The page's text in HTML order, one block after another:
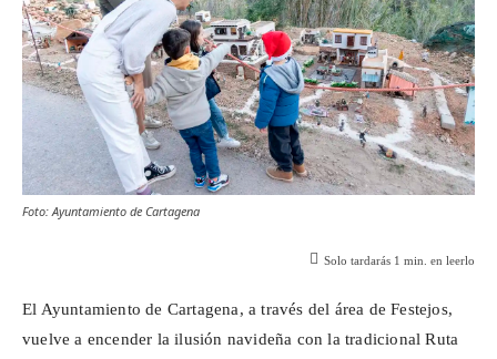
Foto: Ayuntamiento de Cartagena
Solo tardarás 1 min. en leerlo
El Ayuntamiento de Cartagena, a través del área de Festejos,
vuelve a encender la ilusión navideña con la tradicional Ruta